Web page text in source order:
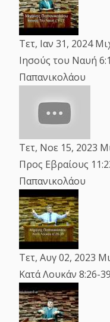
Τετ, Ιαν 31, 2024
Ιησούς του Ναυή
Παπανικολάου
Τετ, Νοε 15, 2023
Προς Εβραίους
Παπανικολάου
Τετ, Αυγ 02, 2023
Κατά Λουκάν 8:26-39